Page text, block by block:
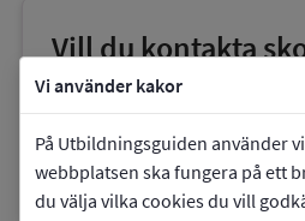
Vi använder kakor
På Utbildningsguiden använder
webbplatsen ska fungera på ett
du välja vilka cookies du vill
Vill du kontakta
phoneTelefon:0510-770788
E-post:
link Webbplats: